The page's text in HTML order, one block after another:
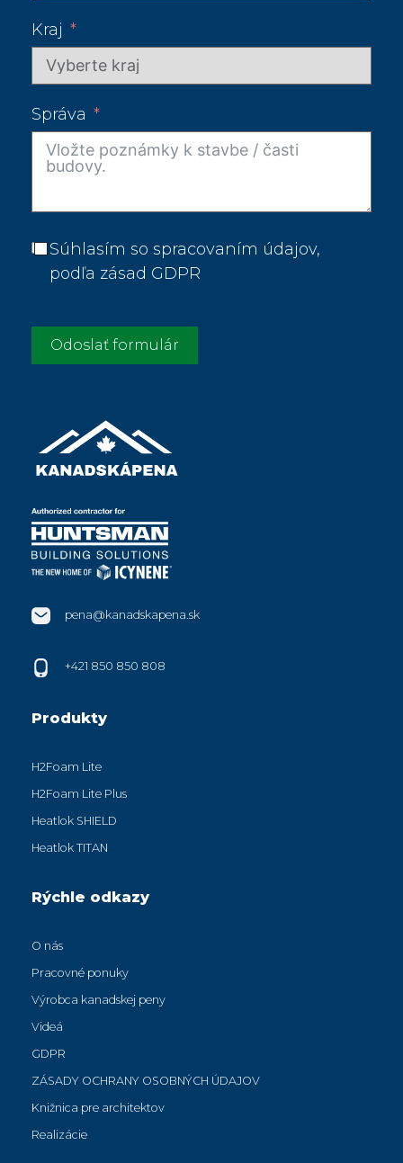
Kraj
Správa
Súhlasím so spracovaním údajov,
podľa zásad GDPR
Odoslať formulár
pena@kanadskapena.sk
+421 850 850 808
Produkty
H2Foam Lite
H2Foam Lite Plus
Heatlok SHIELD
Heatlok TITAN
Rýchle odkazy
O nás
Pracovné ponuky
Výrobca kanadskej peny
Videá
GDPR
ZÁSADY OCHRANY OSOBNÝCH ÚDAJOV
Knižnica pre architektov
Realizácie